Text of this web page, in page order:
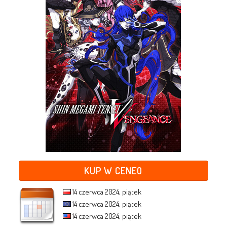
KUP W CENEO
14 czerwca 2024, piątek
14 czerwca 2024, piątek
14 czerwca 2024, piątek